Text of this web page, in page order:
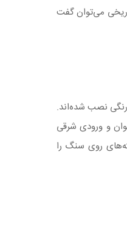
می‌توان گفت
رنگی نصب شده‌اند.
و ورودی شرقی
روی سنگ را